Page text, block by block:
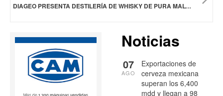
DIAGEO PRESENTA DESTILERÍA DE WHISKY DE PURA MALTA YUNTUO EN CHINA
Noticias
Exportaciones de
cerveza mexicana
superan los 6,400
mdd y llegan a 98
07
AGO